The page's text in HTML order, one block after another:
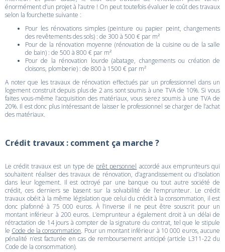
énormément d’un projet à l’autre ! On peut toutefois évaluer le coût des travaux
selon la fourchette suivante :
Pour les rénovations simples (peinture ou papier peint, changements
des revêtements des sols) : de 300 à 500 € par m²
Pour de la rénovation moyenne (rénovation de la cuisine ou de la salle
de bain) : de 500 à 800 € par m²
Pour de la rénovation lourde (abatage, changements ou création de
cloisons, plomberie) : de 800 à 1500 € par m²
A noter que les travaux de rénovation effectués par un professionnel dans un
logement construit depuis plus de 2 ans sont soumis à une TVA de 10%. Si vous
faites vous-même l’acquisition des matériaux, vous serez soumis à une TVA de
20%. Il est donc plus intéressant de laisser le professionnel se charger de l’achat
des matériaux.
Crédit travaux : comment ça marche ?
Le crédit travaux est un type de prêt personnel accordé aux emprunteurs qui
souhaitent réaliser des travaux de rénovation, d’agrandissement ou d’isolation
dans leur logement. Il est octroyé par une banque ou tout autre société de
crédit, ces derniers se basent sur la solvabilité de l’emprunteur. Le crédit
travaux obéit à la même législation que celui du crédit à la consommation, il est
donc plafonné à 75 000 euros. À l’inverse il ne peut être souscrit pour un
montant inférieur à 200 euros. L’emprunteur a également droit à un délai de
rétractation de 14 jours à compter de la signature du contrat, tel que le stipule
le Code de la consommation. Pour un montant inférieur à 10 000 euros, aucune
pénalité n’est facturée en cas de remboursement anticipé (article L311-22 du
Code de la consommation).